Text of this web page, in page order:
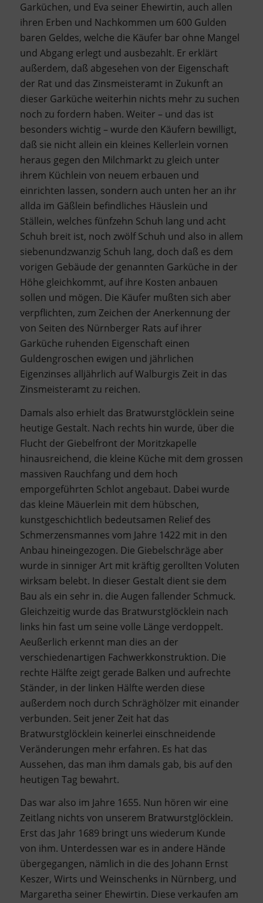
Garküchen, und Eva seiner Ehewirtin, auch allen
ihren Erben und Nachkommen um 600 Gulden
baren Geldes, welche die Käufer bar ohne Mangel
und Abgang erlegt und ausbezahlt. Er erklärt
außerdem, daß abgesehen von der Eigenschaft
der Rat und das Zinsmeisteramt in Zukunft an
dieser Garküche weiterhin nichts mehr zu suchen
noch zu fordern haben. Weiter – und das ist
besonders wichtig – wurde den Käufern bewilligt,
daß sie nicht allein ein kleines Kellerlein vornen
heraus gegen den Milchmarkt zu gleich unter
ihrem Küchlein von neuem erbauen und
einrichten lassen, sondern auch unten her an ihr
allda im Gäßlein befindliches Häuslein und
Ställein, welches fünfzehn Schuh lang und acht
Schuh breit ist, noch zwölf Schuh und also in allem
siebenundzwanzig Schuh lang, doch daß es dem
vorigen Gebäude der genannten Garküche in der
Höhe gleichkommt, auf ihre Kosten anbauen
sollen und mögen. Die Käufer mußten sich aber
verpflichten, zum Zeichen der Anerkennung der
von Seiten des Nürnberger Rats auf ihrer
Garküche ruhenden Eigenschaft einen
Guldengroschen ewigen und jährlichen
Eigenzinses alljährlich auf Walburgis Zeit in das
Zinsmeisteramt zu reichen.
Damals also erhielt das Bratwurstglöcklein seine
heutige Gestalt. Nach rechts hin wurde, über die
Flucht der Giebelfront der Moritzkapelle
hinausreichend, die kleine Küche mit dem grossen
massiven Rauchfang und dem hoch
emporgeführten Schlot angebaut. Dabei wurde
das kleine Mäuerlein mit dem hübschen,
kunstgeschichtlich bedeutsamen Relief des
Schmerzensmannes vom Jahre 1422 mit in den
Anbau hineingezogen. Die Giebelschräge aber
wurde in sinniger Art mit kräftig gerollten Voluten
wirksam belebt. In dieser Gestalt dient sie dem
Bau als ein sehr in. die Augen fallender Schmuck.
Gleichzeitig wurde das Bratwurstglöcklein nach
links hin fast um seine volle Länge verdoppelt.
Aeußerlich erkennt man dies an der
verschiedenartigen Fachwerkkonstruktion. Die
rechte Hälfte zeigt gerade Balken und aufrechte
Ständer, in der linken Hälfte werden diese
außerdem noch durch Schräghölzer mit einander
verbunden. Seit jener Zeit hat das
Bratwurstglöcklein keinerlei einschneidende
Veränderungen mehr erfahren. Es hat das
Aussehen, das man ihm damals gab, bis auf den
heutigen Tag bewahrt.
Das war also im Jahre 1655. Nun hören wir eine
Zeitlang nichts von unserem Bratwurstglöcklein.
Erst das Jahr 1689 bringt uns wiederum Kunde
von ihm. Unterdessen war es in andere Hände
übergegangen, nämlich in die des Johann Ernst
Keszer, Wirts und Weinschenks in Nürnberg, und
Margaretha seiner Ehewirtin. Diese verkaufen am